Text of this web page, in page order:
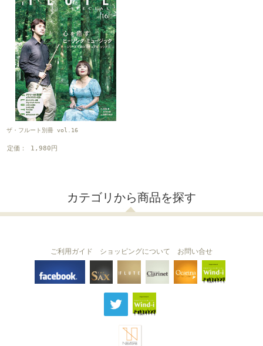
ザ・フルート別冊 vol.16
定価： 1,980円
カテゴリから商品を探す
THE SAX The Clarinet
Ocarina
ご利用ガイド ショッピングについて お問い合せ